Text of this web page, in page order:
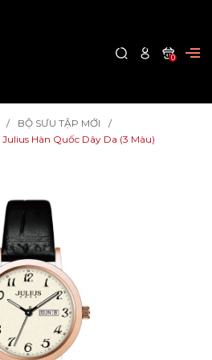
0
BỘ SƯU TẬP MỚI
Hàn Quốc Dây Da (3 Màu)